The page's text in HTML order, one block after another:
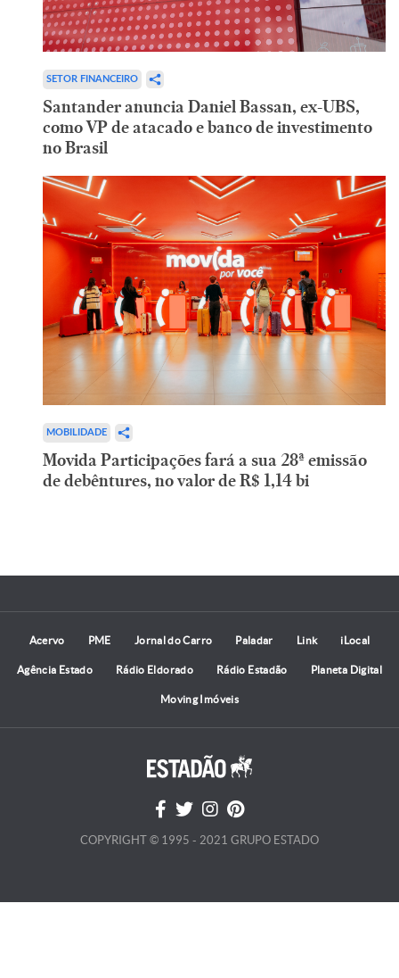
SETOR FINANCEIRO
Santander anuncia Daniel Bassan, ex-UBS,
como VP de atacado e banco de investimento
no Brasil
MOBILIDADE
Movida Participações fará a sua 28ª emissão
de debêntures, no valor de R$ 1,14 bi
Acervo PME Jornal do Carro Paladar Link iLocal
Agência Estado Rádio Eldorado Rádio Estadão Planeta Digital
Moving Imóveis
COPYRIGHT © 1995 - 2021 GRUPO ESTADO